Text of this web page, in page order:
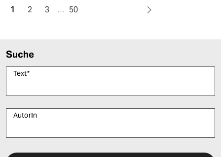
1 2 3 … 50
Suche
Text*
AutorIn